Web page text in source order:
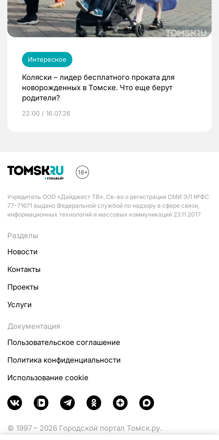
Интересное
Коляски – лидер бесплатного проката для
новорожденных в Томске. Что еще берут
родители?
22:00 / 16.07.26
Учредитель ООО «Дайджест ТВ». Св-во о регистрации СМИ ЭЛ №ФС
77-71671 выдано Федеральной службой по надзору в сфере связи,
информационных технологий и массовых коммуникаций 23.11.2017
Разделы
Новости
Контакты
Проекты
Услуги
Документация
Пользовательское соглашение
Политика конфиденциальности
Использование cookie
© 1997 – 2026 Городской портал Томск.ру.